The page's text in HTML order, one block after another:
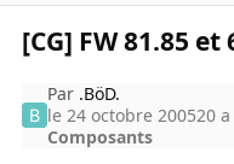
[CG] FW 81.85
Par .BöD.
le 24 octobre 200520 a
Composants